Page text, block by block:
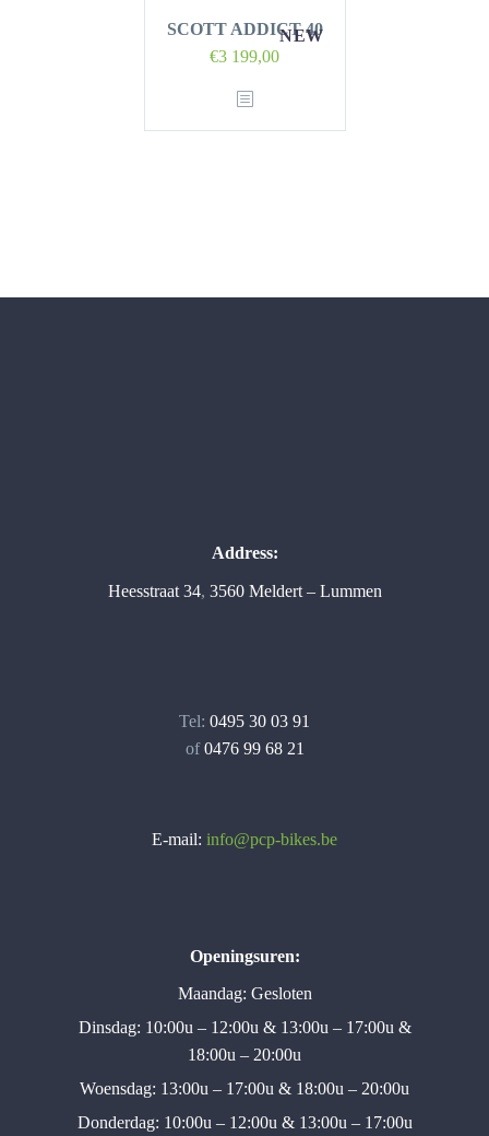
NEW
SCOTT ADDICT 40
€3 199,00
Address:
Heesstraat 34, 3560 Meldert – Lummen
Tel: 0495 30 03 91
of0476 99 68 21
E-mail: info@pcp-bikes.be
Openingsuren:
Maandag: Gesloten
Dinsdag: 10:00u – 12:00u & 13:00u – 17:00u &
18:00u – 20:00u
Woensdag: 13:00u – 17:00u & 18:00u – 20:00u
Donderdag: 10:00u – 12:00u & 13:00u – 17:00u